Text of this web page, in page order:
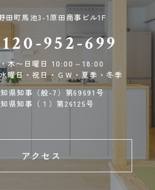
田町馬池3-1原田商事ビル1F
952-699
木〜日曜日 10:00～18:00
曜日・祝日・ＧＷ・夏季・冬季
県知事（般-7）第69691号
県知事（１）第26125号
アクセス